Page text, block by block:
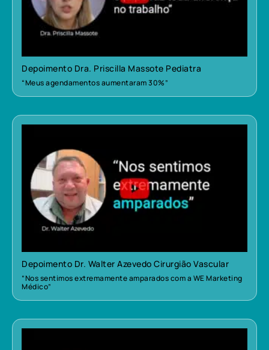
Depoimento Dra. Priscilla Massote Pediatra
“Meus agendamentos aumentaram 30%”
Depoimento Dr. Walter Azevedo Cirurgião Vascular
“Nos sentimos extremamente amparados com a WE Marketing
Médico”